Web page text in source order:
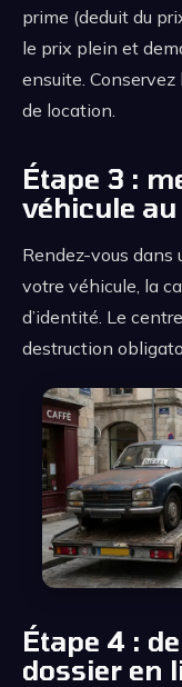
prime (deduit du
le prix plein et
ensuite.
de location.
Étape 3 :
véhicule
Rendez-vous dans
votre véhicule, la
d’identité. Le
destruction
Étape 4 :
dossier en